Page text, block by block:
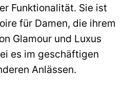
Funktionalität. Sie ist
für Damen, die ihrem
Glamour und Luxus
es im geschäftigen
Anlässen.